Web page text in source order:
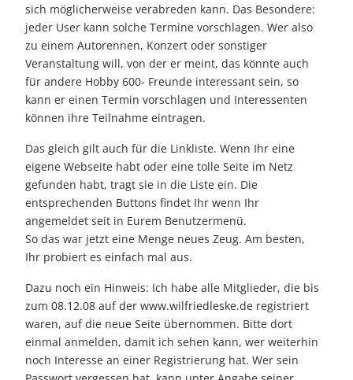
sich möglicherweise verabreden kann. Das Besondere:
jeder User kann solche Termine vorschlagen. Wer also
zu einem Autorennen, Konzert oder sonstiger
Veranstaltung will, von der er meint, das könnte auch
für andere Hobby 600- Freunde interessant sein, so
kann er einen Termin vorschlagen und Interessenten
können ihre Teilnahme eintragen.
Das gleich gilt auch für die Linkliste. Wenn Ihr eine
eigene Webseite habt oder eine tolle Seite im Netz
gefunden habt, tragt sie in die Liste ein. Die
entsprechenden Buttons findet Ihr wenn Ihr
angemeldet seit in Eurem Benutzermenü.
So das war jetzt eine Menge neues Zeug. Am besten,
Ihr probiert es einfach mal aus.
Dazu noch ein Hinweis: Ich habe alle Mitglieder, die bis
zum 08.12.08 auf der www.wilfriedleske.de registriert
waren, auf die neue Seite übernommen. Bitte dort
einmal anmelden, damit ich sehen kann, wer weiterhin
noch Interesse an einer Registrierung hat. Wer sein